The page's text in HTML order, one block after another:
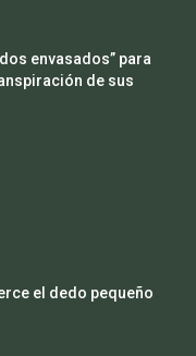
envasados” para
de sus
el dedo pequeño